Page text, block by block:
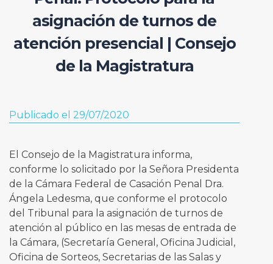
asignación de turnos de
atención presencial | Consejo
de la Magistratura
Publicado el 29/07/2020
El Consejo de la Magistratura informa,
conforme lo solicitado por la Señora Presidenta
de la Cámara Federal de Casación Penal Dra.
Ángela Ledesma, que conforme el protocolo
del Tribunal para la asignación de turnos de
atención al público en las mesas de entrada de
la Cámara, (Secretaría General, Oficina Judicial,
Oficina de Sorteos, Secretarias de las Salas y